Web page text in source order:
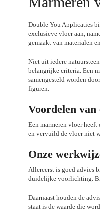
Double You Applicaties
exclusieve vloer aan,
gemaakt van materialen
Niet uit iedere
belangrijke criteria. Een
samengesteld worden
figuren.
Voordelen
Een marmeren vloer
en vervuild de vloer niet
Onze
Allereerst is goed advies
duidelijke voorlichting.
Daarnaast houden de
staat is de waarde die